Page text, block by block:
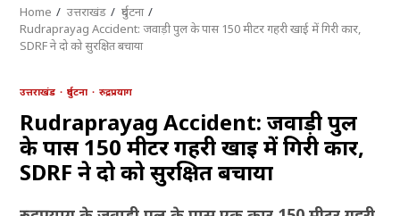
Home उत्तराखंड
दुर्घटना
Rudraprayag Accident: जवाड़ी पुल के पास 150 मीटर गहरी खाई में गिरी कार,
SDRF ने दो को सुरक्षित बचाया
उत्तराखंड दुर्घटना रुद्रप्रयाग
Rudraprayag Accident: जवाड़ी पुल
के पास 150 मीटर गहरी खाई में गिरी कार,
SDRF ने दो को सुरक्षित बचाया